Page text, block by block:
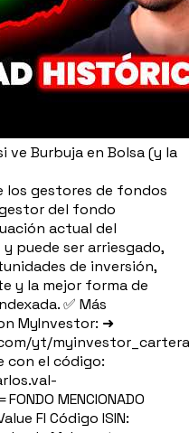
ve Burbuja en Bolsa (y la
los gestores de fondos
del fondo
actual del
puede ser arriesgado,
de inversión,
y la mejor forma de
✅ Más
MyInvestor: ➜
yt/
con el código:
MENCIONADO
FI Código ISIN: